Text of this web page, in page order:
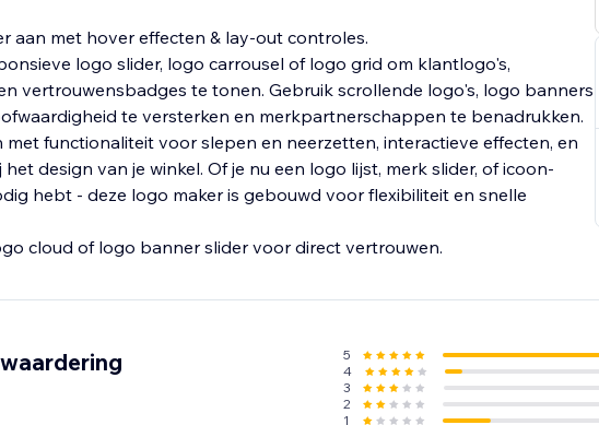
aan met hover effecten & lay-out controles.
logo slider, logo carrousel of logo grid om klantlogo's,
vertrouwensbadges te tonen. Gebruik scrollende logo's, logo banners
te versterken en merkpartnerschappen te benadrukken.
met functionaliteit voor slepen en neerzetten, interactieve effecten, en
design van je winkel. Of je nu een logo lijst, merk slider, of icoon-
hebt - deze logo maker is gebouwd voor flexibiliteit en snelle
cloud of logo banner slider voor direct vertrouwen.
5
4
3
2
1